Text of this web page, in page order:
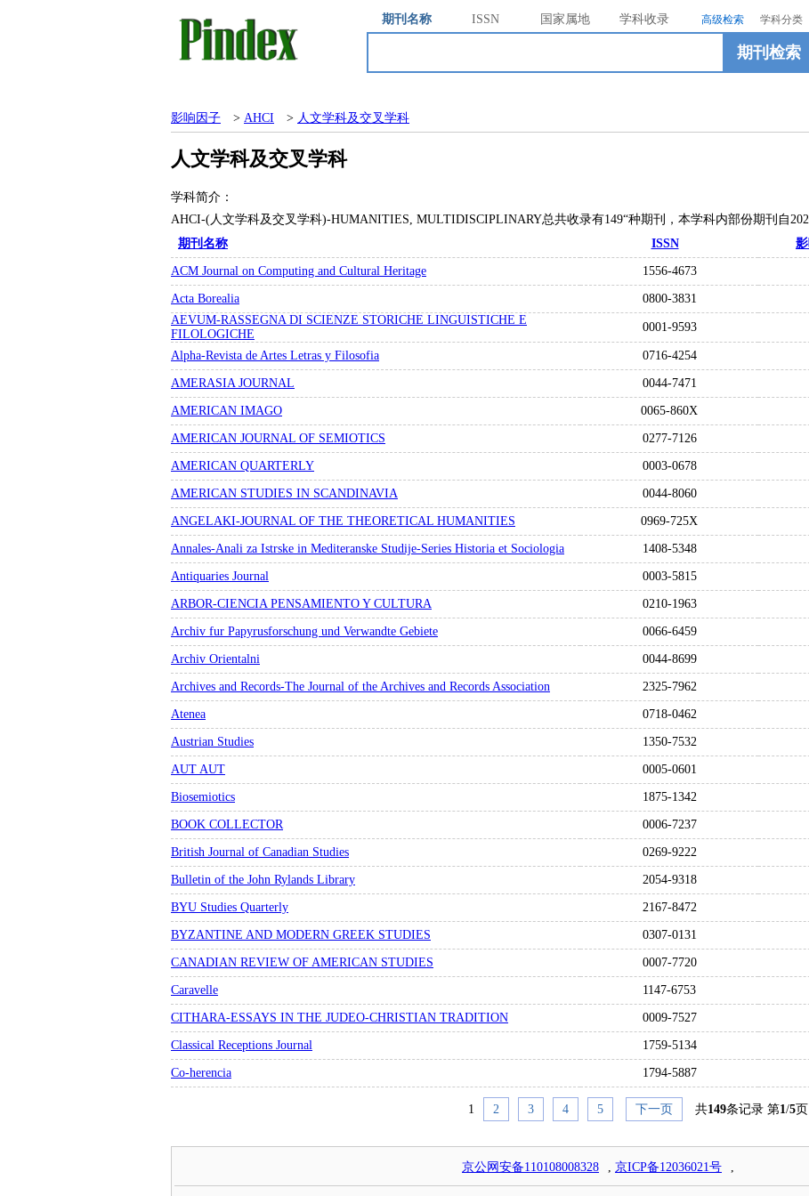
期刊名称 ISSN 国家属地 学科收录 高级检索 学科分类
期刊检索
影响因子 > AHCI > 人文学科及交叉学科
人文学科及交叉学科
学科简介：
AHCI-(人文学科及交叉学科)-HUMANITIES, MULTIDISCIPLINARY总共收录有149“种期刊，本学科内部份期刊自
期刊名称
ISSN
ACM Journal on Computing and Cultural Heritage 1556-4673
Acta Borealia 0800-3831
AEVUM-RASSEGNA DI SCIENZE STORICHE LINGUISTICHE E
FILOLOGICHE
0001-9593
Alpha-Revista de Artes Letras y Filosofia 0716-4254
AMERASIA JOURNAL 0044-7471
AMERICAN IMAGO 0065-860X
AMERICAN JOURNAL OF SEMIOTICS 0277-7126
AMERICAN QUARTERLY 0003-0678
AMERICAN STUDIES IN SCANDINAVIA 0044-8060
ANGELAKI-JOURNAL OF THE THEORETICAL HUMANITIES 0969-725X
Annales-Anali za Istrske in Mediteranske Studije-Series Historia et Sociologia 1408-5348
Antiquaries Journal 0003-5815
ARBOR-CIENCIA PENSAMIENTO Y CULTURA 0210-1963
Archiv fur Papyrusforschung und Verwandte Gebiete 0066-6459
Archiv Orientalni 0044-8699
Archives and Records-The Journal of the Archives and Records Association 2325-7962
Atenea 0718-0462
Austrian Studies 1350-7532
AUT AUT 0005-0601
Biosemiotics 1875-1342
BOOK COLLECTOR 0006-7237
British Journal of Canadian Studies 0269-9222
Bulletin of the John Rylands Library 2054-9318
BYU Studies Quarterly 2167-8472
BYZANTINE AND MODERN GREEK STUDIES 0307-0131
CANADIAN REVIEW OF AMERICAN STUDIES 0007-7720
Caravelle 1147-6753
CITHARA-ESSAYS IN THE JUDEO-CHRISTIAN TRADITION 0009-7527
Classical Receptions Journal 1759-5134
Co-herencia 1794-5887
1 2 3 4 5 下一页 共149条记录 第1/5页
京公网安备110108008328 , 京ICP备12036021号 ,